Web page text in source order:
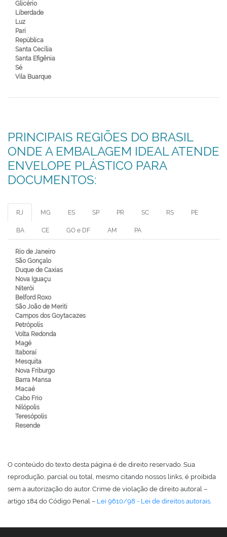
Glicério
Liberdade
Luz
Pari
República
Santa Cecília
Santa Efigênia
Sé
Vila Buarque
PRINCIPAIS REGIÕES DO BRASIL
ONDE A EMBALAGEM IDEAL ATENDE
ENVELOPE PLÁSTICO PARA
DOCUMENTOS:
RJ MG ES SP PR SC RS PE
BA CE GO e DF AM PA
Rio de Janeiro
São Gonçalo
Duque de Caxias
Nova Iguaçu
Niterói
Belford Roxo
São João de Meriti
Campos dos Goytacazes
Petrópolis
Volta Redonda
Magé
Itaboraí
Mesquita
Nova Friburgo
Barra Mansa
Macaé
Cabo Frio
Nilópolis
Teresópolis
Resende
O conteúdo do texto desta página é de direito reservado. Sua
reprodução, parcial ou total, mesmo citando nossos links, é proibida
sem a autorização do autor. Crime de violação de direito autoral –
artigo 184 do Código Penal – Lei 9610/98 - Lei de direitos autorais